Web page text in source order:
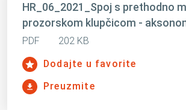
HR_06_2021_Spoj s prethodno
prozorskom klupčicom -
PDF
202 KB
Dodajte u favorite
Preuzmite